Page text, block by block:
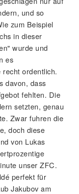
und so
zum Beispiel
in dieser
wurde und
es
ordentlich.
davon, dass
fehlten. Die
setzten, genau
Zwar fuhren die
doch diese
von Lukas
unser ZFC.
perfekt für
Jakubov am